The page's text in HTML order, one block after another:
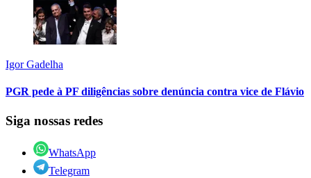
Igor Gadelha
PGR pede à PF diligências sobre denúncia contra vice de Flávio
Siga nossas redes
WhatsApp
Telegram